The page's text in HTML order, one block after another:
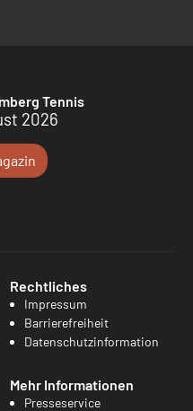
Tennis
2026
Rechtliches
Impressum
Barrierefreiheit
Datenschutzinformation
Mehr Informationen
Presseservice